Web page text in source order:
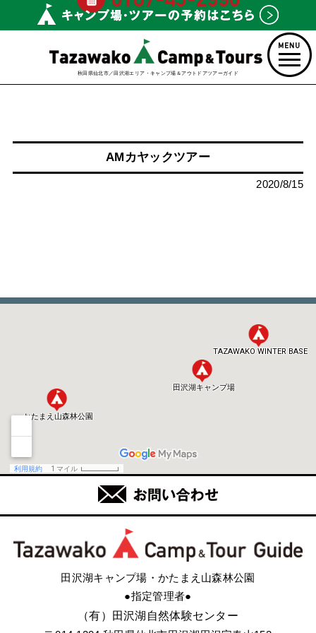
秋田県仙北市／田沢湖エリア・キャンプ場＆アウトドアツアーガイド
AMカヤックツアー
2020/8/15
田沢湖キャンプ場・かたまえ山森林公園
●指定管理者●
（有）田沢湖自然体験センター